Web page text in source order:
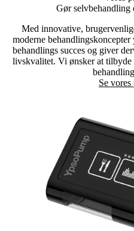
Gør selvbehandling
Med innovative,
moderne
behandlings succes og giver
livskvalitet. Vi ønsker at tilbyde
Se